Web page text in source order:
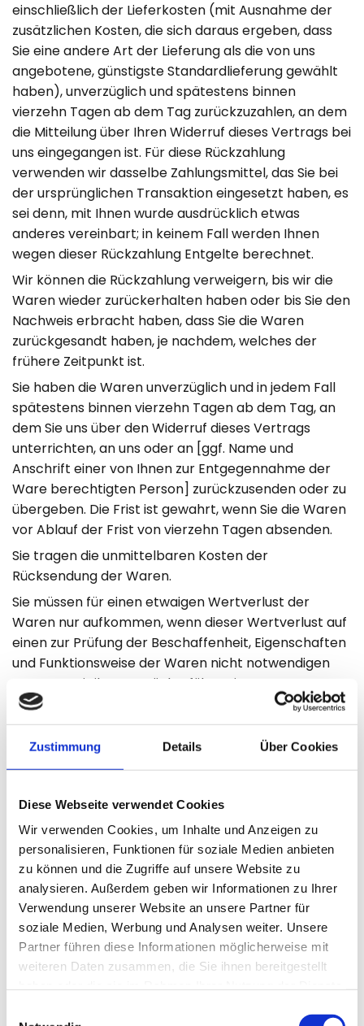
Zustimmung Details Über Cookies
Diese Webseite verwendet Cookies
Wir verwenden Cookies, um Inhalte und Anzeigen zu
personalisieren, Funktionen für soziale Medien anbieten
zu können und die Zugriffe auf unsere Website zu
analysieren. Außerdem geben wir Informationen zu Ihrer
Verwendung unserer Website an unsere Partner für
soziale Medien, Werbung und Analysen weiter. Unsere
Partner führen diese Informationen möglicherweise mit
weiteren Daten zusammen, die Sie ihnen bereitgestellt
einschließlich der Lieferkosten (mit Ausnahme der
zusätzlichen Kosten, die sich daraus ergeben, dass
Sie eine andere Art der Lieferung als die von uns
angebotene, günstigste Standardlieferung gewählt
haben), unverzüglich und spätestens binnen
vierzehn Tagen ab dem Tag zurückzuzahlen, an dem
die Mitteilung über Ihren Widerruf dieses Vertrags bei
uns eingegangen ist. Für diese Rückzahlung
verwenden wir dasselbe Zahlungsmittel, das Sie bei
der ursprünglichen Transaktion eingesetzt haben, es
sei denn, mit Ihnen wurde ausdrücklich etwas
anderes vereinbart; in keinem Fall werden Ihnen
wegen dieser Rückzahlung Entgelte berechnet.
Wir können die Rückzahlung verweigern, bis wir die
Waren wieder zurückerhalten haben oder bis Sie den
Nachweis erbracht haben, dass Sie die Waren
zurückgesandt haben, je nachdem, welches der
frühere Zeitpunkt ist.
Sie haben die Waren unverzüglich und in jedem Fall
spätestens binnen vierzehn Tagen ab dem Tag, an
dem Sie uns über den Widerruf dieses Vertrags
unterrichten, an uns oder an [ggf. Name und
Anschrift einer von Ihnen zur Entgegennahme der
Ware berechtigten Person] zurückzusenden oder zu
übergeben. Die Frist ist gewahrt, wenn Sie die Waren
vor Ablauf der Frist von vierzehn Tagen absenden.
Sie tragen die unmittelbaren Kosten der
Rücksendung der Waren.
Sie müssen für einen etwaigen Wertverlust der
Waren nur aufkommen, wenn dieser Wertverlust auf
einen zur Prüfung der Beschaffenheit, Eigenschaften
und Funktionsweise der Waren nicht notwendigen
Umgang mit ihnen zurückzuführen ist.
Muster-Widerrufsformular
(Wenn Sie den Vertrag widerrufen wollen, dann füllen
Sie bitte dieses Formular aus und senden Sie es
zurück.)
An Zander Baumaschinen Service GmbH & Co.
KG, Altes Dorf 22, 30900 Wedemark,
info@baumaschinen-zander.de, Deutschland
Hiermit widerrufe(n) ich/wir (*) den von mir/uns
(*) abgeschlossenen Vertrag über den Kauf der
folgenden Waren (*)/die Erbringung der
folgenden Dienstleistung (*)
Bestellt am (*)/erhalten am (*)
Name des/der Verbraucher(s)